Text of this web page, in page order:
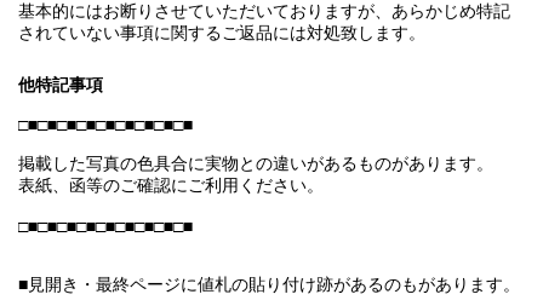
基本的にはお断りさせていただいておりますが、あらかじめ特記
されていない事項に関するご返品には対処致します。
他特記事項
□■□■□■□■□■□■□■□■□■
掲載した写真の色具合に実物との違いがあるものがあります。
表紙、函等のご確認にご利用ください。
□■□■□■□■□■□■□■□■□■
■見開き・最終ページに値札の貼り付け跡があるのもがあります。